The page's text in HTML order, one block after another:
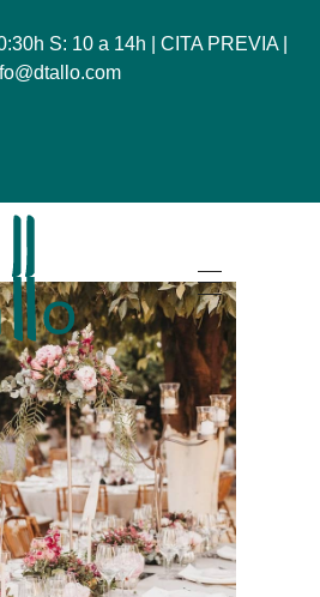
S: 10 a 14h | CITA PREVIA |